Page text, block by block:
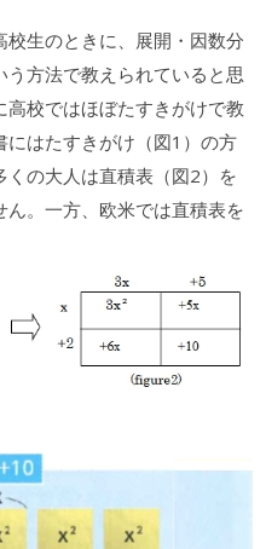
生のときに、展開・因数分
方法で教えられていると思
校ではほぼたすきがけで教
にはたすきがけ（図1）の方
の大人は直積表（図2）を
。一方、欧米では直積表を